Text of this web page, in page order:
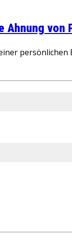
Ahnung von
persönlichen